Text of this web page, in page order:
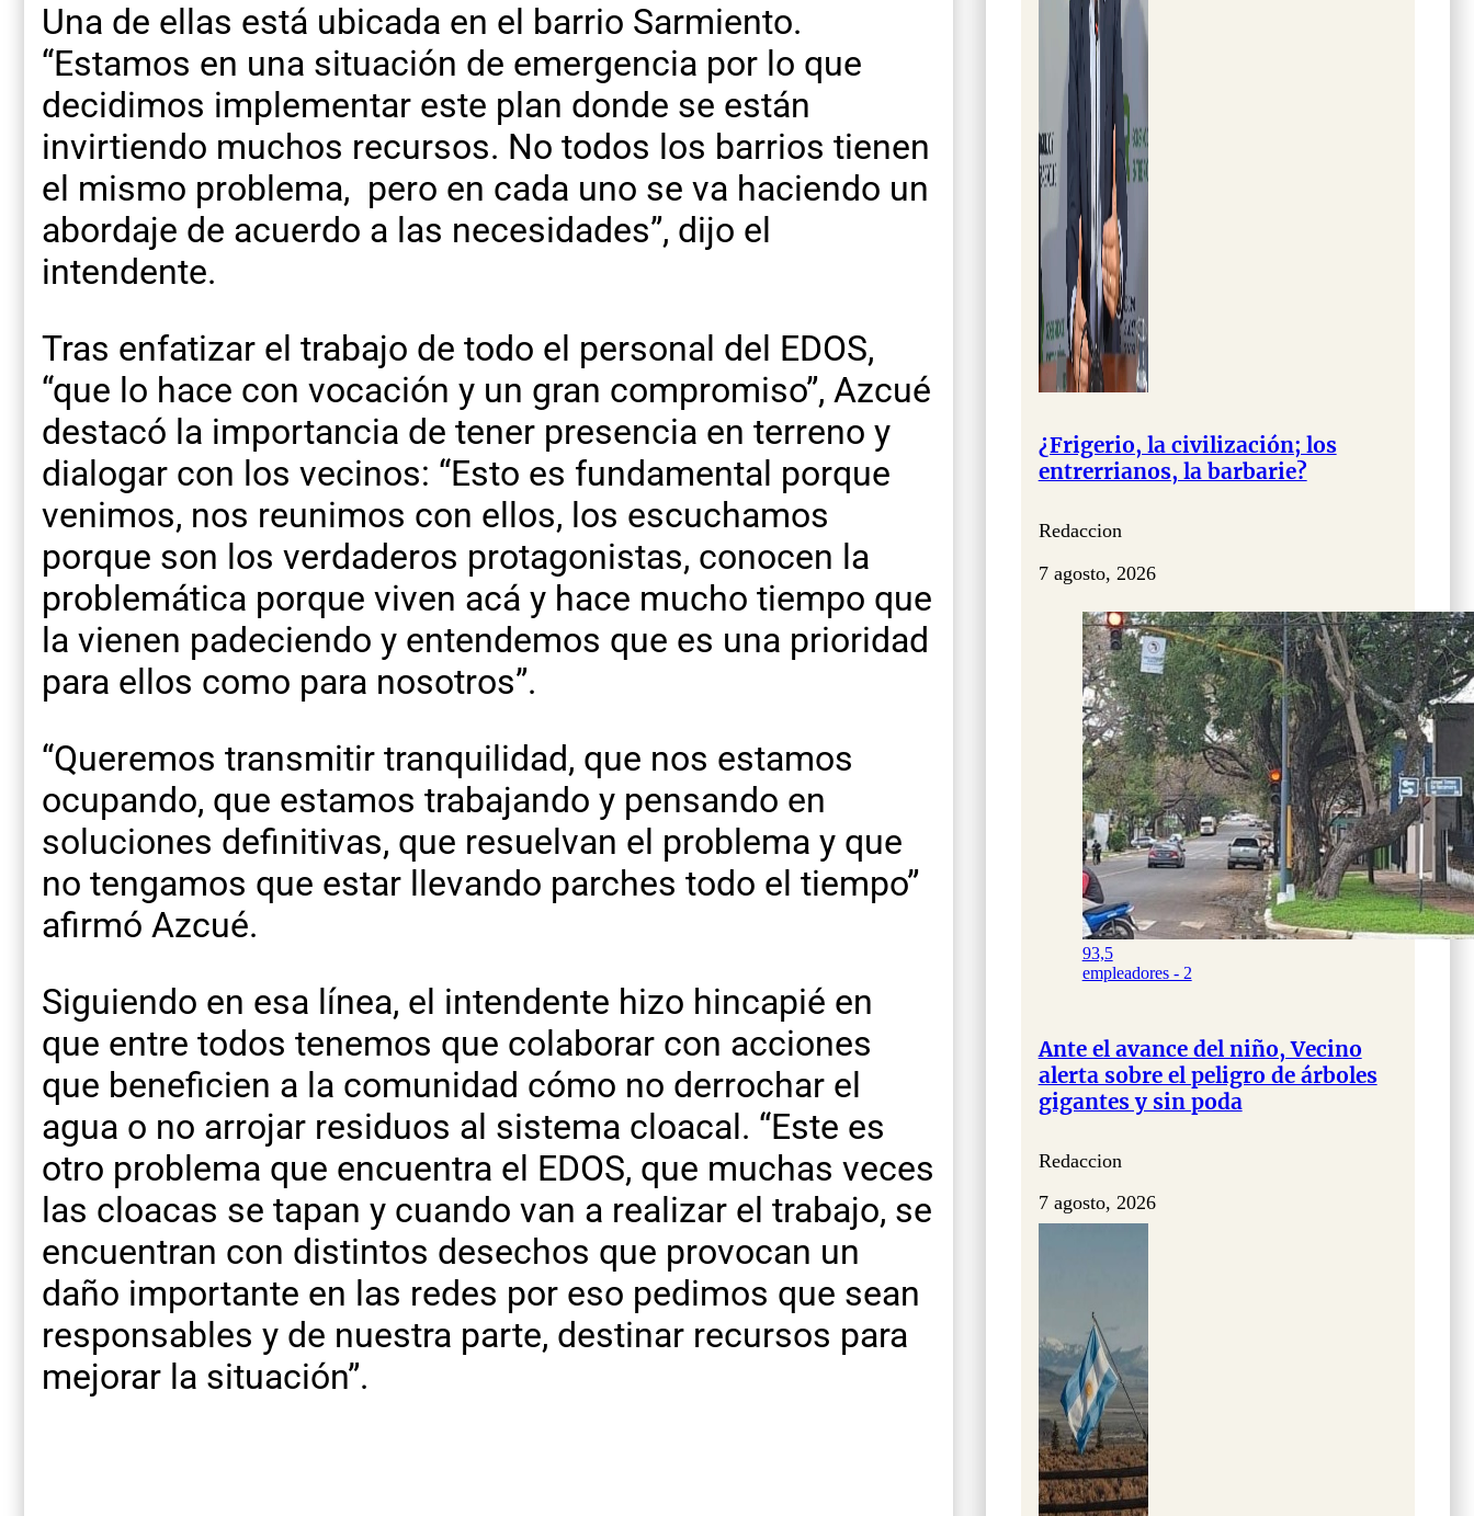
Una de ellas está ubicada en el barrio Sarmiento.
“Estamos en una situación de emergencia por lo que
decidimos implementar este plan donde se están
invirtiendo muchos recursos. No todos los barrios tienen
el mismo problema, pero en cada uno se va haciendo un
abordaje de acuerdo a las necesidades”, dijo el
intendente.
Tras enfatizar el trabajo de todo el personal del EDOS,
“que lo hace con vocación y un gran compromiso”, Azcué
destacó la importancia de tener presencia en terreno y
dialogar con los vecinos: “Esto es fundamental porque
venimos, nos reunimos con ellos, los escuchamos
porque son los verdaderos protagonistas, conocen la
problemática porque viven acá y hace mucho tiempo que
la vienen padeciendo y entendemos que es una prioridad
para ellos como para nosotros”.
“Queremos transmitir tranquilidad, que nos estamos
ocupando, que estamos trabajando y pensando en
soluciones definitivas, que resuelvan el problema y que
no tengamos que estar llevando parches todo el tiempo”
afirmó Azcué.
Siguiendo en esa línea, el intendente hizo hincapié en
que entre todos tenemos que colaborar con acciones
que beneficien a la comunidad cómo no derrochar el
agua o no arrojar residuos al sistema cloacal. “Este es
otro problema que encuentra el EDOS, que muchas veces
las cloacas se tapan y cuando van a realizar el trabajo, se
encuentran con distintos desechos que provocan un
daño importante en las redes por eso pedimos que sean
responsables y de nuestra parte, destinar recursos para
mejorar la situación”.
¿Frigerio, la civilización; los
entrerrianos, la barbarie?
Redaccion
7 agosto, 2026
93,5
empleadores - 2
Ante el avance del niño, Vecino
alerta sobre el peligro de árboles
gigantes y sin poda
Redaccion
7 agosto, 2026